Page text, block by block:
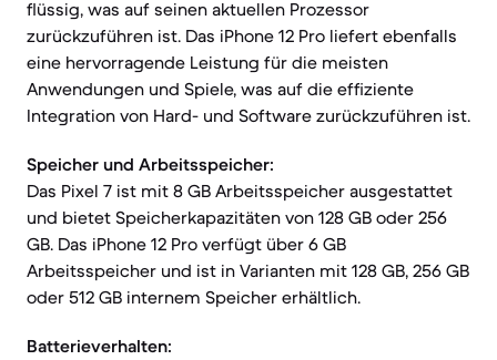
flüssig, was auf seinen aktuellen Prozessor
zurückzuführen ist. Das iPhone 12 Pro liefert ebenfalls
eine hervorragende Leistung für die meisten
Anwendungen und Spiele, was auf die effiziente
Integration von Hard- und Software zurückzuführen ist.
Speicher und Arbeitsspeicher:
Das Pixel 7 ist mit 8 GB Arbeitsspeicher ausgestattet
und bietet Speicherkapazitäten von 128 GB oder 256
GB. Das iPhone 12 Pro verfügt über 6 GB
Arbeitsspeicher und ist in Varianten mit 128 GB, 256 GB
oder 512 GB internem Speicher erhältlich.
Batterieverhalten: